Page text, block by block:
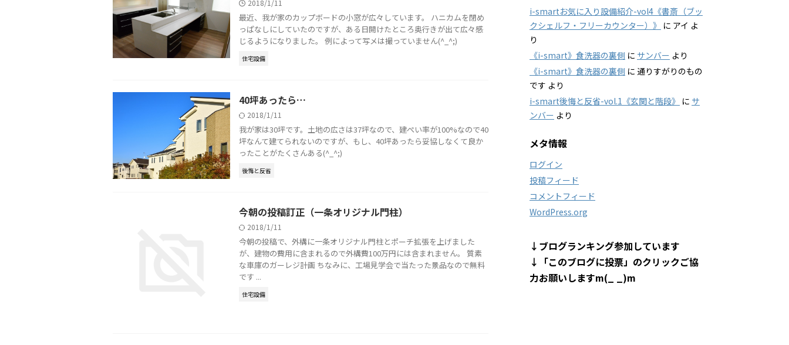
2018/1/11
最近、我が家のカップボードの小窓が広々しています。 ハニカムを閉め
っぱなしにしていたのですが、ある日開けたところ奥行きが出て広々感
じるようになりました。 例によって写メは撮っていません(^_^;)
住宅設備
40坪あったら…
2018/1/11
我が家は30坪です。土地の広さは37坪なので、建ぺい率が100%なので40
坪なんて建てられないのですが、もし、40坪あったら妥協しなくて良か
ったことがたくさんある(^_^;)
後悔と反省
今朝の投稿訂正（一条オリジナル門柱）
2018/1/11
今朝の投稿で、外構に一条オリジナル門柱とポーチ拡張を上げました
が、建物の費用に含まれるので外構費100万円には含まれません。 質素
な車庫のガーレジ計画 ちなみに、工場見学会で当たった景品なので無料
です ...
住宅設備
i-smartお気に入り設備紹介-vol4《書斎（ブッ
クシェルフ・フリーカウンター）》 に アイ よ
り
《i-smart》食洗器の裏側 に サンバー より
《i-smart》食洗器の裏側 に 通りすがりのもの
です より
i-smart後悔と反省-vol.1《玄関と階段》 に サ
ンバー より
メタ情報
ログイン
投稿フィード
コメントフィード
WordPress.org
↓ブログランキング参加しています
↓「このブログに投票」のクリックご協
力お願いしますm(_ _)m